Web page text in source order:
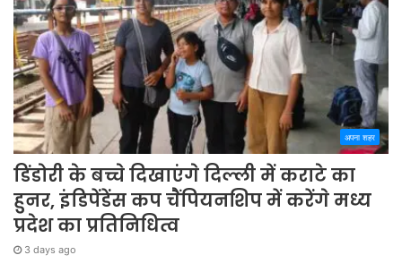
अपना शहर
डिंडोरी के बच्चे दिखाएंगे दिल्ली में कराटे का
हुनर, इंडिपेंडेंस कप चैंपियनशिप में करेंगे मध्य
प्रदेश का प्रतिनिधित्व
3 days ago